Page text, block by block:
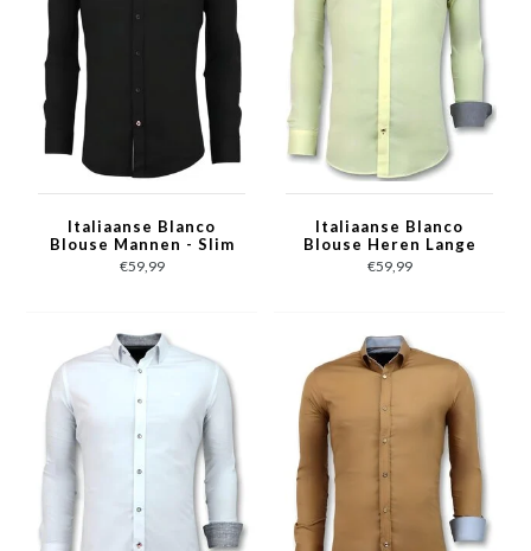
Italiaanse Blanco
Blouse Mannen - Slim
Fit Overhemden -
3036 - Zwart
€59,99
Italiaanse Blanco
Blouse Heren Lange
Mouw - 3035 - Geel
€59,99